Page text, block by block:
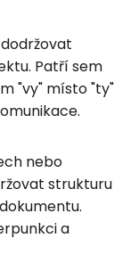
Patří sem
"vy" místo "ty"
nebo
strukturu
a